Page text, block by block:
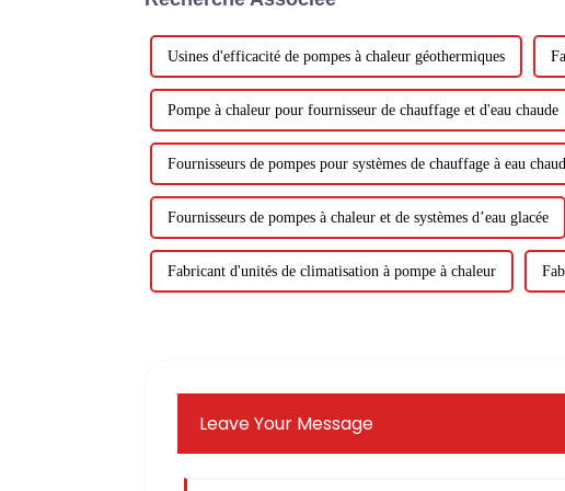
Usines d'efficacité de pompes à chaleur géothermiques
Pompe à chaleur pour fournisseur de chauffage et d'eau chaude
Fournisseurs de pompes pour systèmes de chauffage à eau
Fournisseurs de pompes à chaleur et de systèmes d’eau glacée
Fabricant d'unités de climatisation à pompe à chaleur
Leave Your Message